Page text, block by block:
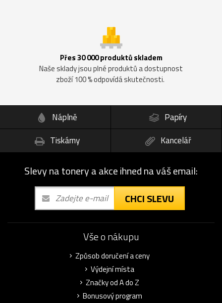
Přes 30 000 produktů skladem
Naše sklady jsou plné produktů a dostupnost
zboží 100 % odpovídá skutečnosti.
Náplně
Papíry
Tiskárny
Kancelář
Slevy na tonery a akce ihned na váš email:
CHCI SLEVU
Vše o nákupu
Způsob doručení a ceny
Výdejní místa
Značky od A do Z
Bonusový program